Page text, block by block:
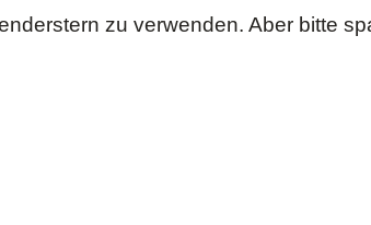
zu verwenden. Aber bitte